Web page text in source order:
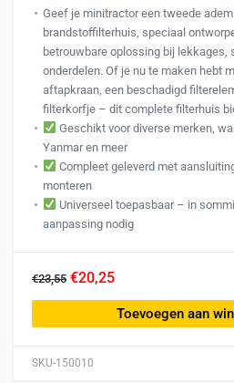
SKU-150010
Geef je minitractor een tweede
brandstoffilterhuis, speciaal
betrouwbare oplossing bij lekkages,
onderdelen. Of je nu te maken hebt
aftapkraan, een beschadigd
filterkorfje – dit complete filterhuis
Geschikt voor diverse merken,
Yanmar en meer
Compleet geleverd met
monteren
Universeel toepasbaar – in
aanpassing nodig
€23,55 €20,25
Toevoegen aan